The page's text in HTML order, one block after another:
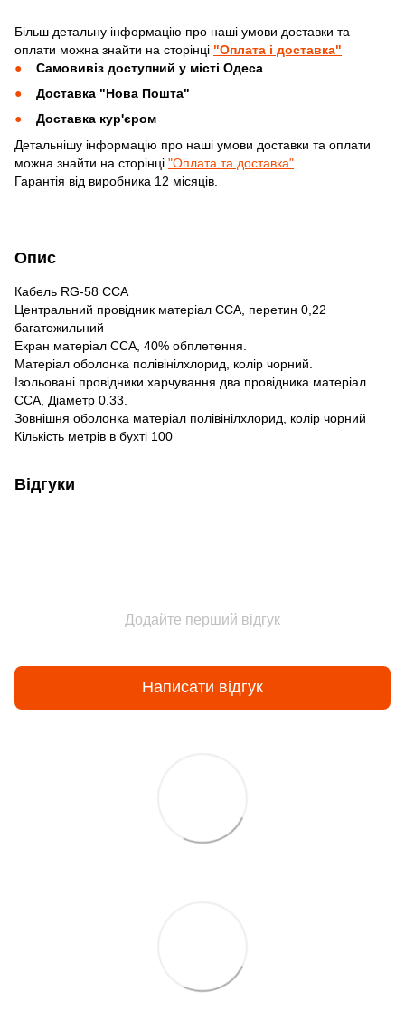
Опис
Кабель RG-58 CCA
Центральний провідник матеріал ССА, перетин 0,22
багатожильний
Екран матеріал ССА, 40% обплетення.
Матеріал оболонка полівінілхлорид, колір чорний.
Ізольовані провідники харчування два провідника матеріал
ССА, Діаметр 0.33.
Зовнішня оболонка матеріал полівінілхлорид, колір чорний
Кількість метрів в бухті 100
Відгуки
Додайте перший відгук
Написати відгук
Більш детальну інформацію про наші умови доставки та
оплати можна знайти на сторінці "Оплата і доставка"
Самовивіз доступний у місті Одеса
Доставка "Нова Пошта"
Доставка кур'єром
Детальнішу інформацію про наші умови доставки та оплати
можна знайти на сторінці "Оплата та доставка"
Гарантія від виробника 12 місяців.